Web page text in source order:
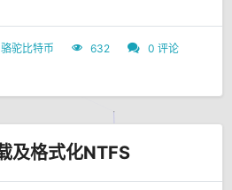
骆驼比特币 632
0 评论
及格式化NTFS